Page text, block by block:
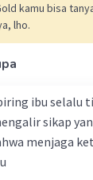
kamu bisa
lho.
ibu selalu
sikap
menjaga